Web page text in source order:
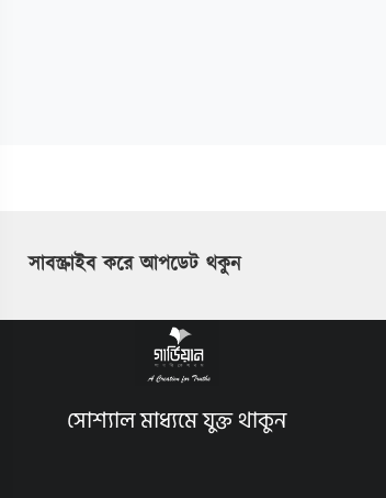
সাবস্ক্রাইব করে আপডেট থকুন
সোশ্যাল মাধ্যমে যুক্ত থাকুন